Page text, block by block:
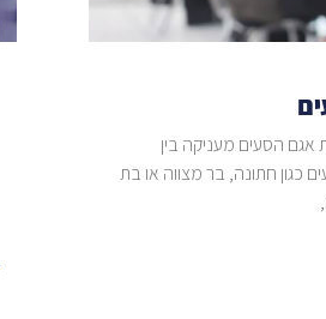
אגם הסעים מעניקה בין
כגון חתונה, בר מצווה או בת